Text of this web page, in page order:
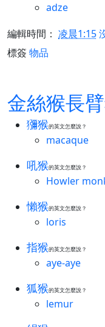
adze
編輯時間： 凌晨1:15
標簽 物品
金絲猴長
獼猴的英文怎麼說？
macaque
吼猴的英文怎麼說？
Howler
懶猴的英文怎麼說？
loris
指猴的英文怎麼說？
aye-aye
狐猴的英文怎麼說？
lemur